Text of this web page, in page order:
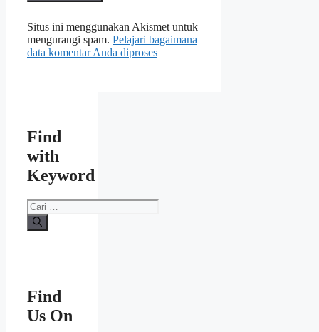
Situs ini menggunakan Akismet untuk
mengurangi spam. Pelajari bagaimana
data komentar Anda diproses
Find
with
Keyword
Cari
untuk:
Find
Us On